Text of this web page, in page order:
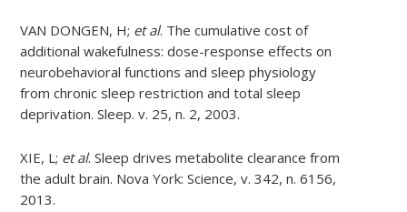
VAN DONGEN, H; et al. The cumulative cost of
additional wakefulness: dose-response effects on
neurobehavioral functions and sleep physiology
from chronic sleep restriction and total sleep
deprivation. Sleep. v. 25, n. 2, 2003.
XIE, L; et al. Sleep drives metabolite clearance from
the adult brain. Nova York: Science, v. 342, n. 6156,
2013.